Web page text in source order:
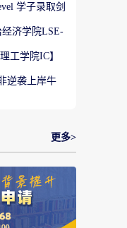
学子录取剑
济学院LSE-
工学院IC】
逆袭上岸牛
更多>